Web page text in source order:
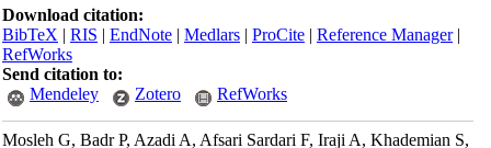
Download citation:
BibTeX|RIS|EndNote|Medlars|ProCite|Reference Manager
RefWorks
Send citation to:
Mendeley
Zotero RefWorks
Mosleh G, Badr P, Azadi A, Afsari Sardari F, Iraji A, Khademian